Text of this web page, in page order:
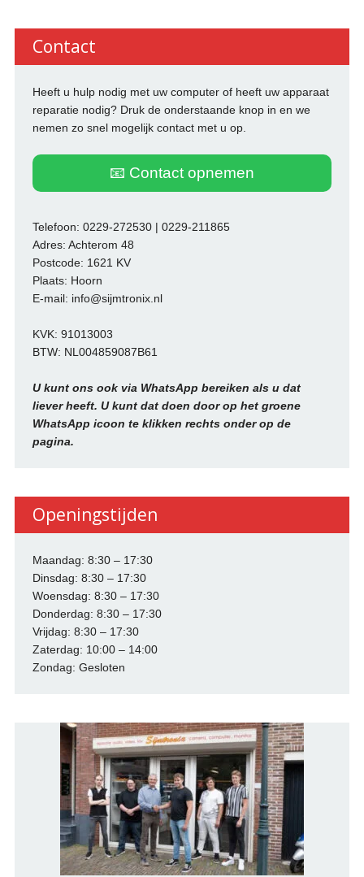
Contact
Heeft u hulp nodig met uw computer of heeft uw apparaat
reparatie nodig? Druk de onderstaande knop in en we
nemen zo snel mogelijk contact met u op.
📧 Contact opnemen
Telefoon: 0229-272530 | 0229-211865
Adres: Achterom 48
Postcode: 1621 KV
Plaats: Hoorn
E-mail: info@sijmtronix.nl
KVK: 91013003
BTW: NL004859087B61
U kunt ons ook via WhatsApp bereiken als u dat
liever heeft. U kunt dat doen door op het groene
WhatsApp icoon te klikken rechts onder op de
pagina.
Openingstijden
Maandag: 8:30 – 17:30
Dinsdag: 8:30 – 17:30
Woensdag: 8:30 – 17:30
Donderdag: 8:30 – 17:30
Vrijdag: 8:30 – 17:30
Zaterdag: 10:00 – 14:00
Zondag: Gesloten